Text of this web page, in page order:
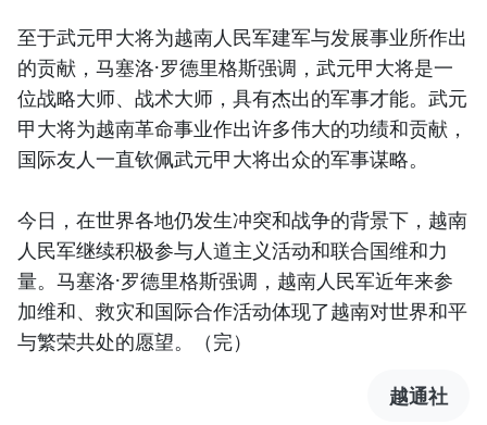
至于武元甲大将为越南人民军建军与发展事业所作出
的贡献，马塞洛·罗德里格斯强调，武元甲大将是一
位战略大师、战术大师，具有杰出的军事才能。武元
甲大将为越南革命事业作出许多伟大的功绩和贡献，
国际友人一直钦佩武元甲大将出众的军事谋略。
今日，在世界各地仍发生冲突和战争的背景下，越南
人民军继续积极参与人道主义活动和联合国维和力
量。马塞洛·罗德里格斯强调，越南人民军近年来参
加维和、救灾和国际合作活动体现了越南对世界和平
与繁荣共处的愿望。（完）
越通社